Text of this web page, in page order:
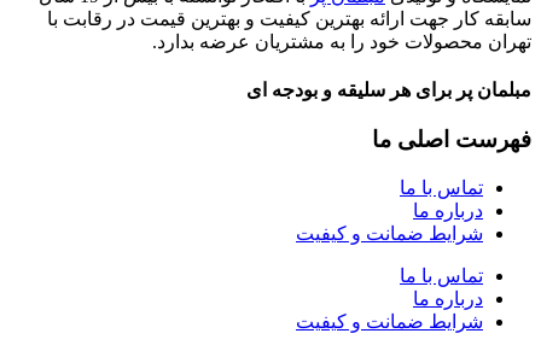
سابقه کار جهت ارائه بهترین کیفیت و بهترین قیمت در رقابت با
تهران محصولات خود را به مشتریان عرضه بدارد.
مبلمان پر برای هر سلیقه و بودجه ای
فهرست اصلی ما
تماس با ما
درباره ما
شرایط ضمانت و کیفیت
تماس با ما
درباره ما
شرایط ضمانت و کیفیت